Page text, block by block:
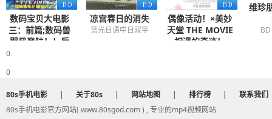
数码宝贝大电影
三：前篇;数码兽
飓风登陆！！后
蓝光日语中字
凉宫春日的消失
蓝光日语中日双字
偶像活动！×美妙
天堂 THE MOVIE
-相遇的奇迹！-
维珍
0
0
80s手机电影 | 关于80s | 网站地图 | 排行榜 |
联系我们
80s手机电影官方网站( www.80sgod.com ) , 专业的mp4视频网站